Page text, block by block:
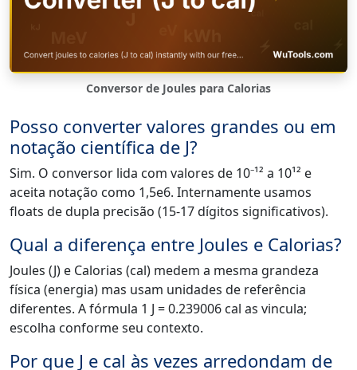
Conversor de Joules para Calorias
Posso converter valores grandes ou em
notação científica de J?
Sim. O conversor lida com valores de 10⁻¹² a 10¹² e
aceita notação como 1,5e6. Internamente usamos
floats de dupla precisão (15-17 dígitos significativos).
Qual a diferença entre Joules e Calorias?
Joules (J) e Calorias (cal) medem a mesma grandeza
física (energia) mas usam unidades de referência
diferentes. A fórmula 1 J = 0.239006 cal as vincula;
escolha conforme seu contexto.
Por que J e cal às vezes arredondam de